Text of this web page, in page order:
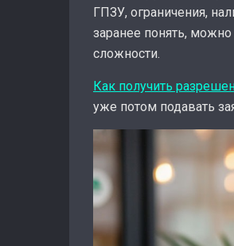
ГПЗУ, ограничения,
заранее понять,
сложности.
Как получить
уже потом подавать